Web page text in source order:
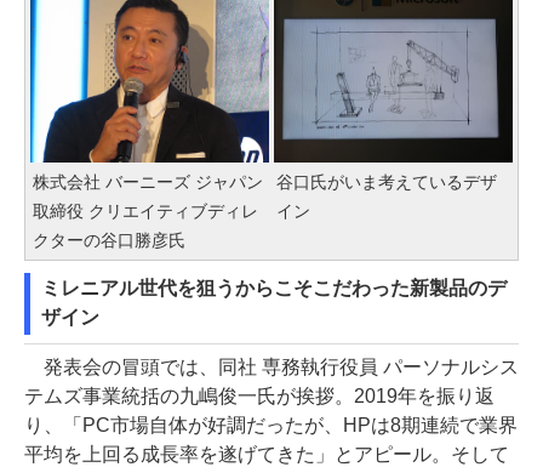
株式会社 バーニーズ ジャパン
取締役 クリエイティブディレ
クターの谷口勝彦氏
谷口氏がいま考えているデザ
イン
ミレニアル世代を狙うからこそこだわった新製品のデ
ザイン
発表会の冒頭では、同社 専務執行役員 パーソナルシス
テムズ事業統括の九嶋俊一氏が挨拶。2019年を振り返
り、「PC市場自体が好調だったが、HPは8期連続で業界
平均を上回る成長率を遂げてきた」とアピール。そして